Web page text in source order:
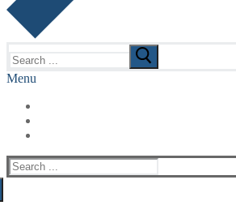
for:
Menu
Search
for: